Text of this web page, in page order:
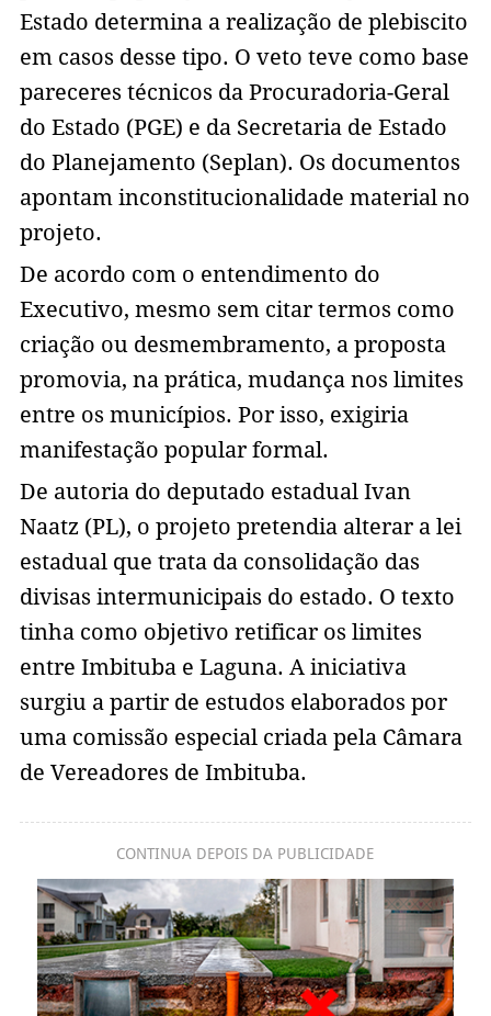
Estado determina a realização de plebiscito
em casos desse tipo. O veto teve como base
pareceres técnicos da Procuradoria-Geral
do Estado (PGE) e da Secretaria de Estado
do Planejamento (Seplan). Os documentos
apontam inconstitucionalidade material no
projeto.
De acordo com o entendimento do
Executivo, mesmo sem citar termos como
criação ou desmembramento, a proposta
promovia, na prática, mudança nos limites
entre os municípios. Por isso, exigiria
manifestação popular formal.
De autoria do deputado estadual Ivan
Naatz (PL), o projeto pretendia alterar a lei
estadual que trata da consolidação das
divisas intermunicipais do estado. O texto
tinha como objetivo retificar os limites
entre Imbituba e Laguna. A iniciativa
surgiu a partir de estudos elaborados por
uma comissão especial criada pela Câmara
de Vereadores de Imbituba.
CONTINUA DEPOIS DA PUBLICIDADE